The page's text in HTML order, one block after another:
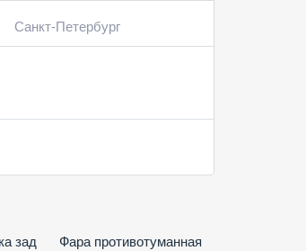
Санкт-Петербург
зад
Фара противотуманная